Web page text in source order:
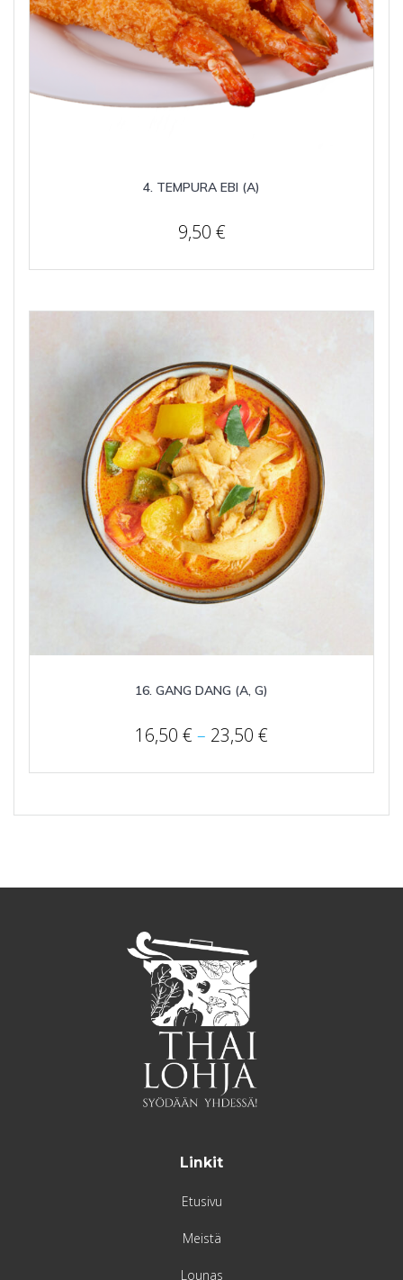
4. TEMPURA EBI (A)
9,50 €
16. GANG DANG (A, G)
16,50 € – 23,50 €
through
Linkit
Etusivu
Meistä
Lounas